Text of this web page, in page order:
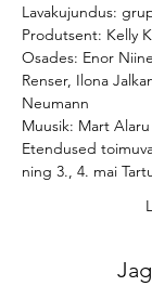
Lavakujundus:
Produtsent: Kelly
Osades: Enor
Renser, Ilona
Neumann
Muusik: Mart Alaru
Etendused
ning 3., 4. mai